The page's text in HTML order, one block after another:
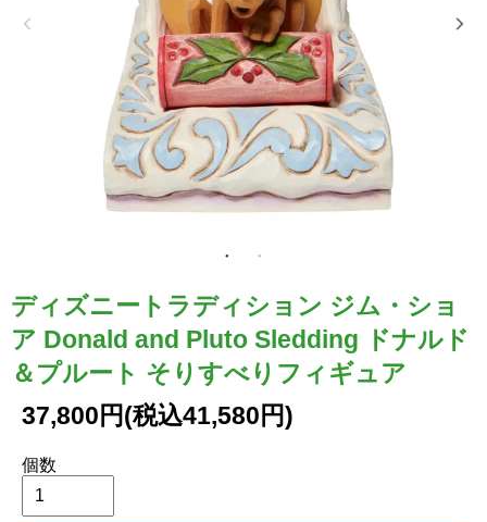
ディズニートラディション ジム・ショ
ア Donald and Pluto Sledding ドナルド
＆プルート そりすべりフィギュア
37,800円(税込41,580円)
個数